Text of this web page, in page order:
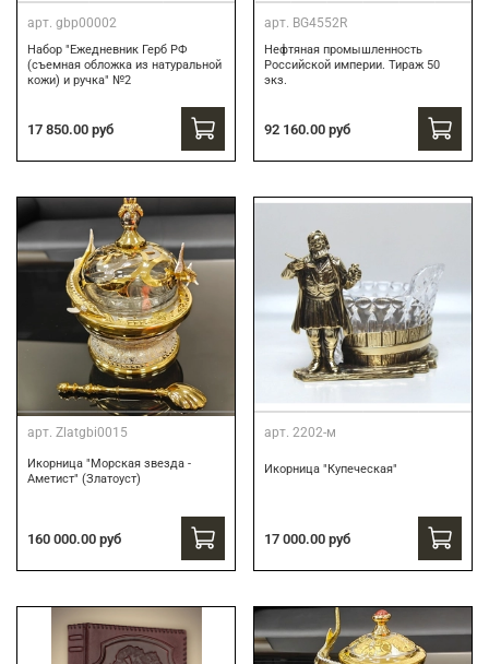
арт. gbp00002
Набор "Ежедневник Герб РФ
(съемная обложка из натуральной
кожи) и ручка" №2
17 850.00 руб
арт. BG4552R
Нефтяная промышленность
Российской империи. Тираж 50
экз.
92 160.00 руб
арт. Zlatgbi0015
Икорница "Морская звезда -
Аметист" (Златоуст)
160 000.00 руб
арт. 2202-м
Икорница "Купеческая"
17 000.00 руб